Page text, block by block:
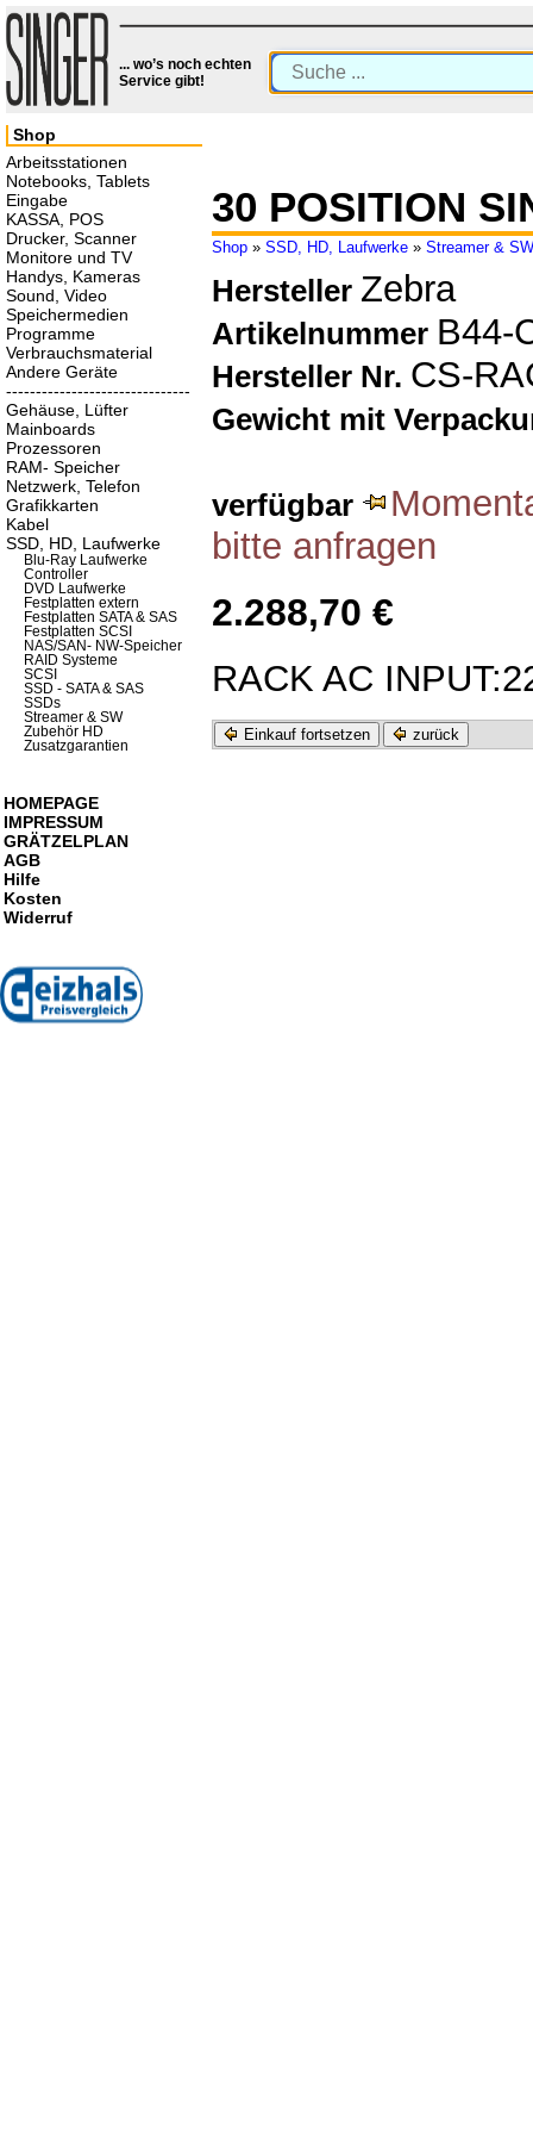
... wo’s noch echten
Service gibt!
30 POSITION
Shop » SSD, HD, Laufwerke » Streamer & SW
Hersteller Zebra
Artikelnummer B44-
Hersteller Nr. CS-
Gewicht mit
verfügbar
bitte anfragen
2.288,70 €
RACK AC
Einkauf fortsetzen zurück
Shop
Arbeitsstationen
Notebooks, Tablets
Eingabe
KASSA, POS
Drucker, Scanner
Monitore und TV
Handys, Kameras
Sound, Video
Speichermedien
Programme
Verbrauchsmaterial
Andere Geräte
-------------------------------
Gehäuse, Lüfter
Mainboards
Prozessoren
RAM- Speicher
Netzwerk, Telefon
Grafikkarten
Kabel
SSD, HD, Laufwerke
Blu-Ray Laufwerke
Controller
DVD Laufwerke
Festplatten extern
Festplatten SATA & SAS
Festplatten SCSI
NAS/SAN- NW-Speicher
RAID Systeme
SCSI
SSD - SATA & SAS
SSDs
Streamer & SW
Zubehör HD
Zusatzgarantien
HOMEPAGE
IMPRESSUM
GRÄTZELPLAN
AGB
Hilfe
Kosten
Widerruf